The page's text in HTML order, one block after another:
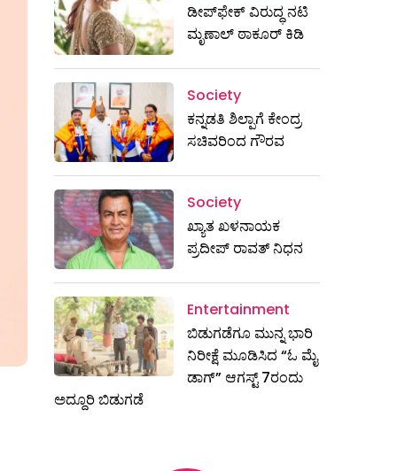
ಡೀಪ್‌ಫೇಕ್ ವಿರುದ್ಧ ನಟಿ
ಮೃಣಾಲ್ ಠಾಕೂರ್ ಕಿಡಿ
Society
ಕನ್ನಡತಿ ಶಿಲ್ಪಾಗೆ ಕೇಂದ್ರ
ಸಚಿವರಿಂದ ಗೌರವ
Society
ಖ್ಯಾತ ಖಳನಾಯಕ
ಪ್ರದೀಪ್ ರಾವತ್‌ ನಿಧನ
Entertainment
ಬಿಡುಗಡೆಗೂ ಮುನ್ನ ಭಾರಿ
ನಿರೀಕ್ಷೆ ಮೂಡಿಸಿದ “ಓ ಮೈ
ಡಾಗ್” ಆಗಸ್ಟ್ 7ರಂದು
ಅದ್ದೂರಿ ಬಿಡುಗಡೆ